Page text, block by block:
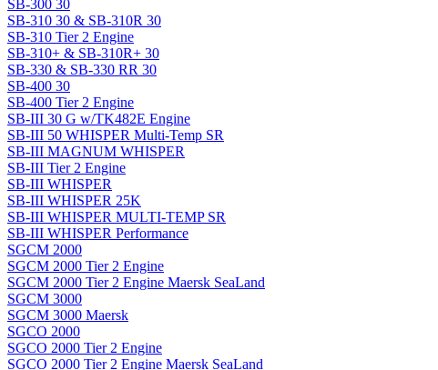
SB-300 30
SB-310 30 & SB-310R 30
SB-310 Tier 2 Engine
SB-310+ & SB-310R+ 30
SB-330 & SB-330 RR 30
SB-400 30
SB-400 Tier 2 Engine
SB-III 30 G w/TK482E Engine
SB-III 50 WHISPER Multi-Temp SR
SB-III MAGNUM WHISPER
SB-III Tier 2 Engine
SB-III WHISPER
SB-III WHISPER 25K
SB-III WHISPER MULTI-TEMP SR
SB-III WHISPER Performance
SGCM 2000
SGCM 2000 Tier 2 Engine
SGCM 2000 Tier 2 Engine Maersk SeaLand
SGCM 3000
SGCM 3000 Maersk
SGCO 2000
SGCO 2000 Tier 2 Engine
SGCO 2000 Tier 2 Engine Maersk SeaLand